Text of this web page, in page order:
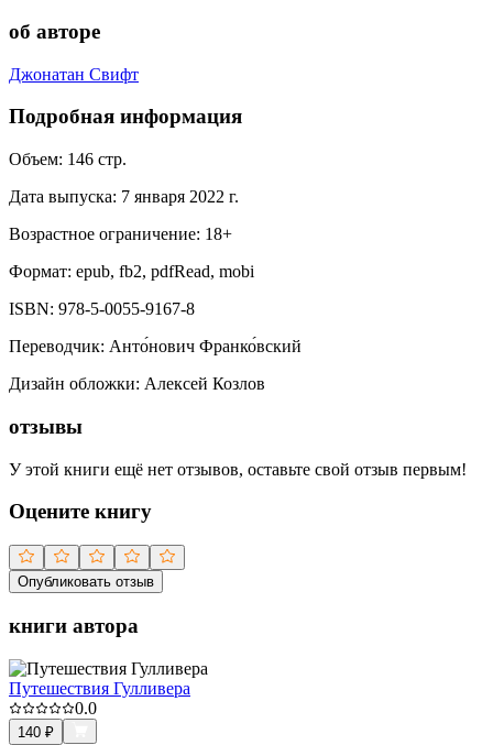
об авторе
Джонатан Свифт
Подробная информация
Объем: 146 стр.
Дата выпуска: 7 января 2022 г.
Возрастное ограничение: 18+
Формат: epub, fb2, pdfRead, mobi
ISBN: 978-5-0055-9167-8
Переводчик: Анто́нович Франко́вский
Дизайн обложки: Алексей Козлов
отзывы
У этой книги ещё нет отзывов, оставьте свой отзыв первым!
Оцените книгу
Опубликовать отзыв
книги автора
Путешествия Гулливера
0.0
140 ₽